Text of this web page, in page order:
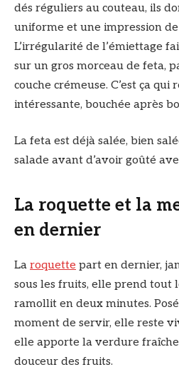
dés réguliers au couteau, ils
uniforme et une impression
L’irrégularité de l’émiettage
sur un gros morceau de feta,
couche crémeuse. C’est ça qui
intéressante, bouchée après
La feta est déjà salée, bien
salade avant d’avoir goûté
La roquette et la
en dernier
La roquette part en dernier,
sous les fruits, elle prend tout
ramollit en deux minutes.
moment de servir, elle reste
elle apporte la verdure
douceur des fruits.